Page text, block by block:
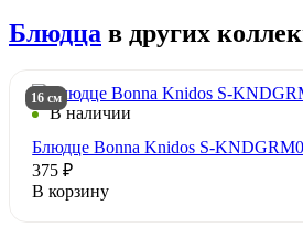
Блюдца в других
16 см
В наличии
Блюдце Bonna Knidos S-
375 ₽
В корзину